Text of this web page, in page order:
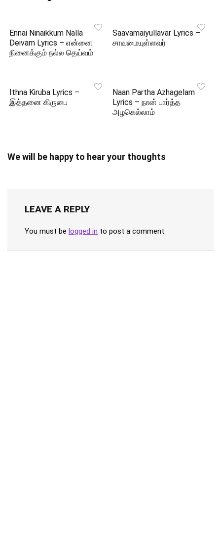
Ennai Ninaikkum Nalla
Deivam Lyrics – என்னை
நினைக்கும் நல்ல தெய்வம்
Saavamaiyullavar Lyrics –
சாவமையுள்ளவர்
Ithna Kiruba Lyrics –
இத்தனை கிருபை
Naan Partha Azhagelam
Lyrics – நான் பார்த்த
அழகெல்லாம்
We will be happy to hear your thoughts
LEAVE A REPLY
You must be logged in to post a comment.